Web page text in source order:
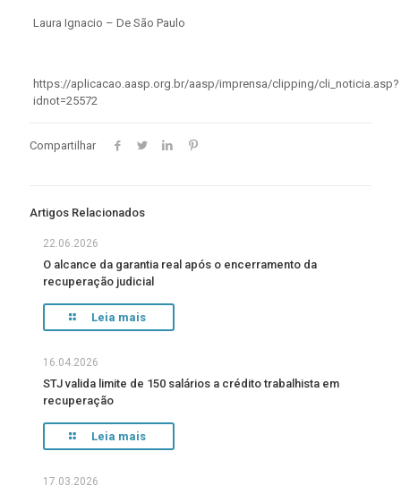
Laura Ignacio – De São Paulo
https://aplicacao.aasp.org.br/aasp/imprensa/clipping/cli_noticia.asp?
idnot=25572
Compartilhar
Artigos Relacionados
22.06.2026
O alcance da garantia real após o encerramento da
recuperação judicial
Leia mais
16.04.2026
STJ valida limite de 150 salários a crédito trabalhista em
recuperação
Leia mais
17.03.2026